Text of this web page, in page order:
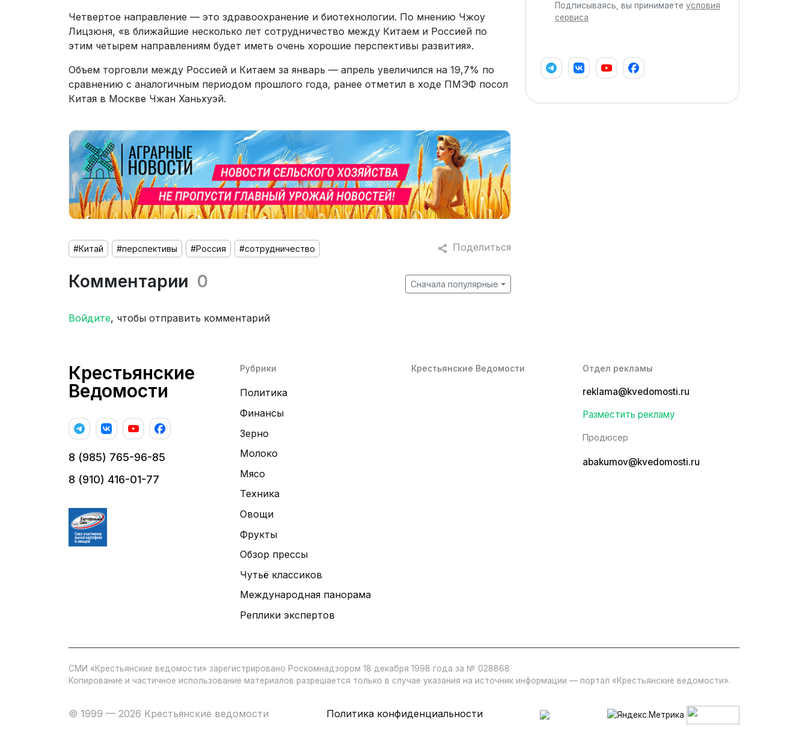
Четвертое направление — это здравоохранение и биотехнологии. По мнению Чжоу
Лицзюня, «в ближайшие несколько лет сотрудничество между Китаем и Россией по
этим четырем направлениям будет иметь очень хорошие перспективы развития».
Объем торговли между Россией и Китаем за январь — апрель увеличился на 19,7% по
сравнению с аналогичным периодом прошлого года, ранее отметил в ходе ПМЭФ посол
Китая в Москве Чжан Ханьхуэй.
Поделиться
#Китай #перспективы #Россия #сотрудничество
Комментарии 0 Сначала популярные
Войдите, чтобы отправить комментарий
Подписываясь, вы принимаете условия
сервиса
Крестьянские
Ведомости
8 (985) 765-96-85
8 (910) 416-01-77
Рубрики
Политика
Финансы
Зерно
Молоко
Мясо
Техника
Овощи
Фрукты
Обзор прессы
Чутьё классиков
Международная панорама
Реплики экспертов
Крестьянские Ведомости Отдел рекламы
reklama@kvedomosti.ru
Разместить рекламу
Продюсер
abakumov@kvedomosti.ru
СМИ «Крестьянские ведомости» зарегистрировано Роскомнадзором 18 декабря 1998 года за № 028868
Копирование и частичное использование материалов разрешается только в случае указания на источник информации — портал «Крестьянские ведомости».
© 1999 — 2026 Крестьянские ведомости Политика конфиденциальности